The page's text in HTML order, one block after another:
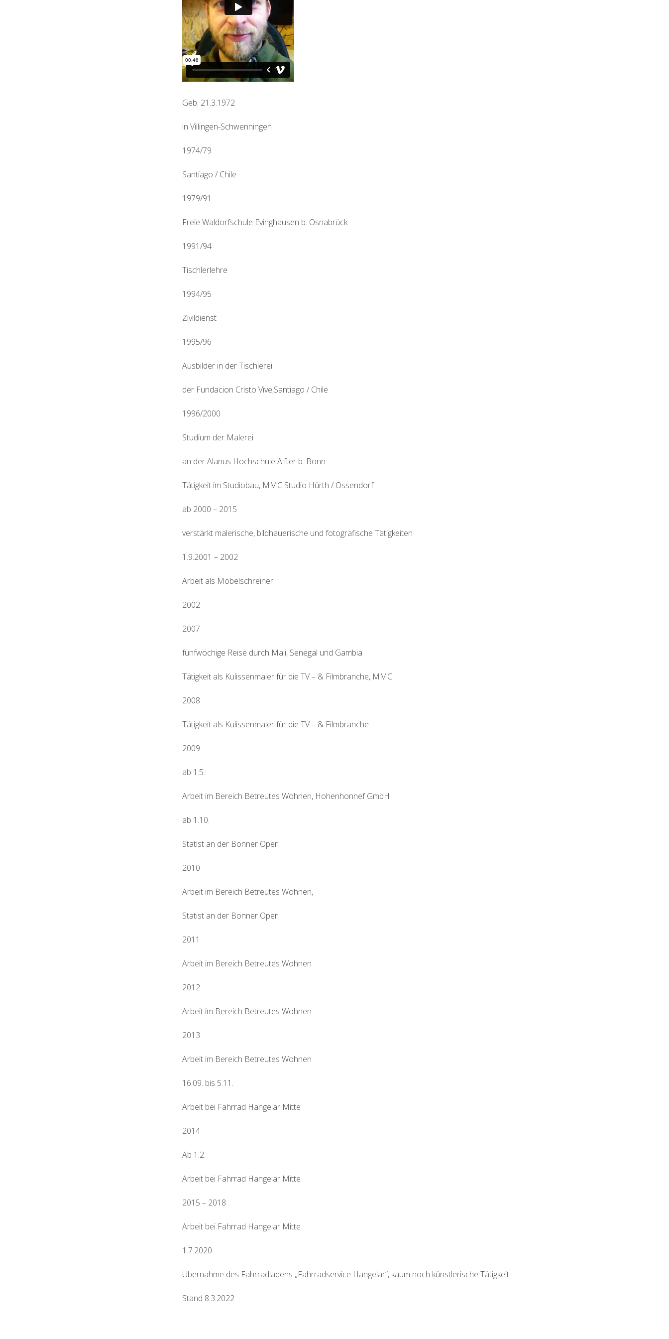
Geb. 21.3.1972
in Villingen-Schwenningen
1974/79
Santiago / Chile
1979/91
Freie Waldorfschule Evinghausen b. Osnabrück
1991/94
Tischlerlehre
1994/95
Zivildienst
1995/96
Ausbilder in der Tischlerei
der Fundacion Cristo Vive,Santiago / Chile
1996/2000
Studium der Malerei
an der Alanus Hochschule Alfter b. Bonn
Tätigkeit im Studiobau, MMC Studio Hürth / Ossendorf
ab 2000 – 2015
verstärkt malerische, bildhauerische und fotografische Tätigkeiten
1.9.2001 – 2002
Arbeit als Möbelschreiner
2002
2007
fünfwöchige Reise durch Mali, Senegal und Gambia
Tätigkeit als Kulissenmaler für die TV – & Filmbranche, MMC
2008
Tätigkeit als Kulissenmaler für die TV – & Filmbranche
2009
ab 1.5.
Arbeit im Bereich Betreutes Wohnen, Hohenhonnef GmbH
ab 1.10.
Statist an der Bonner Oper
2010
Arbeit im Bereich Betreutes Wohnen,
Statist an der Bonner Oper
2011
Arbeit im Bereich Betreutes Wohnen
2012
Arbeit im Bereich Betreutes Wohnen
2013
Arbeit im Bereich Betreutes Wohnen
16.09. bis 5.11.
Arbeit bei Fahrrad Hangelar Mitte
2014
Ab 1.2.
Arbeit bei Fahrrad Hangelar Mitte
2015 – 2018
Arbeit bei Fahrrad Hangelar Mitte
1.7.2020
Übernahme des Fahrradladens „Fahrradservice Hangelar“, kaum noch künstlerische Tätigkeit
Stand 8.3.2022